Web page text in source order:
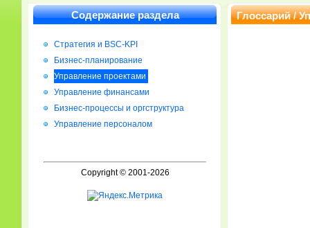
Содержание раздела
Стратегия и BSC-KPI
Бизнес-планирование
Управление проектами
Управление финансами
Бизнес-процессы и оргструктура
Управление персоналом
Copyright © 2001-2026
Глоссарий /